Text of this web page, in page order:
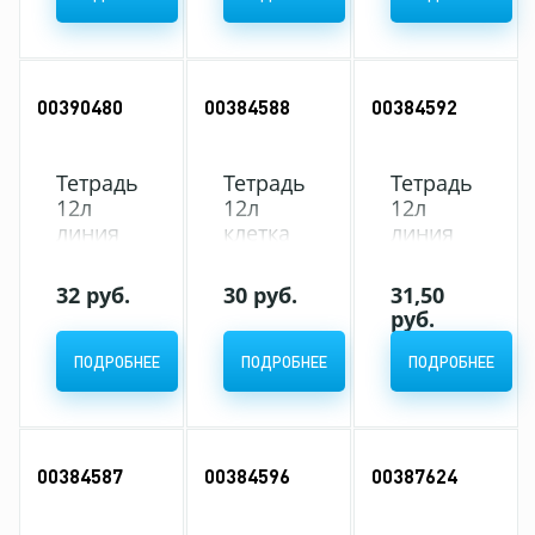
(5/50)
Line
голубика
(10/140)
розовая
обложка)
00390480
Тетрадь
12л
линия
Классика
CoverPrо
2в1
Неон,
оранжевая
(бумажная+пластиковая
обложка)
32 руб.
ПОДРОБНЕЕ
00384588
Тетрадь
12л
клетка
Классика
CoverPrо
2в1
Пастель,
розовая
(бумажная+пластиковая
обложка)
30 руб.
ПОДРОБНЕЕ
00384592
Тетрадь
12л
линия
Классика
CoverPrо
2в1
Пастель,
мятная
обложка)
31,50
руб.
ПОДРОБНЕЕ
00384587 00384596 00387624